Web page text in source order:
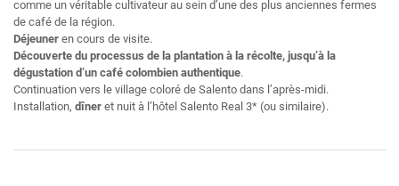
comme un véritable cultivateur au sein d’une des plus anciennes fermes
de café de la région.
Déjeuner en cours de visite.
Découverte du processus de la plantation à la récolte, jusqu’à la
dégustation d’un café colombien authentique.
Continuation vers le village coloré de Salento dans l’après-midi.
Installation, dîner et nuit à l’hôtel Salento Real 3* (ou similaire).